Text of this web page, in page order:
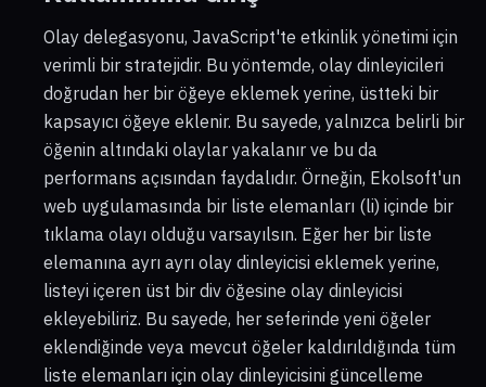
Olay delegasyonu, JavaScript'te etkinlik yönetimi için
verimli bir stratejidir. Bu yöntemde, olay dinleyicileri
doğrudan her bir öğeye eklemek yerine, üstteki bir
kapsayıcı öğeye eklenir. Bu sayede, yalnızca belirli bir
öğenin altındaki olaylar yakalanır ve bu da
performans açısından faydalıdır. Örneğin, Ekolsoft'un
web uygulamasında bir liste elemanları (li) içinde bir
tıklama olayı olduğu varsayılsın. Eğer her bir liste
elemanına ayrı ayrı olay dinleyicisi eklemek yerine,
listeyi içeren üst bir div öğesine olay dinleyicisi
ekleyebiliriz. Bu sayede, her seferinde yeni öğeler
eklendiğinde veya mevcut öğeler kaldırıldığında tüm
liste elemanları için olay dinleyicisini güncelleme